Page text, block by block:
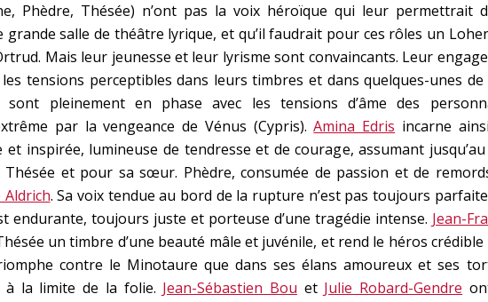
Phèdre, Thésée) n’ont pas la voix héroïque qui leur permettrait
grande salle de théâtre lyrique, et qu’il faudrait pour ces rôles un
Mais leur jeunesse et leur lyrisme sont convaincants. Leur
tensions perceptibles dans leurs timbres et dans quelques-unes de
pleinement en phase avec les tensions d’âme des
par la vengeance de Vénus (Cypris).Amina Edris incarne
et inspirée, lumineuse de tendresse et de courage, assumant
et pour sa sœur. Phèdre, consumée de passion et de
Aldrich. Sa voix tendue au bord de la rupture n’est pas toujours
endurante, toujours juste et porteuse d’une tragédie intense. Jean-
un timbre d’une beauté mâle et juvénile, et rend le héros crédible
contre le Minotaure que dans ses élans amoureux et ses
à la limite de la folie. Jean-Sébastien Bou et Julie Robard-Gendre